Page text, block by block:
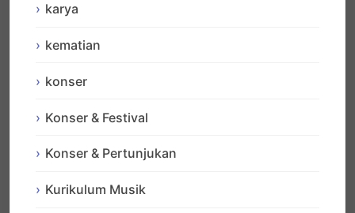
karya
kematian
konser
Konser & Festival
Konser & Pertunjukan
Kurikulum Musik